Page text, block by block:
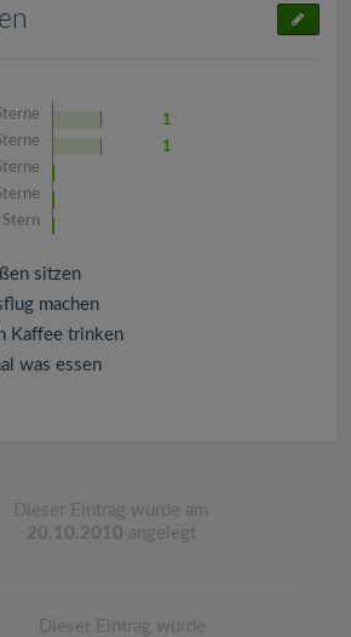
1
1
Stern
sitzen
machen
Kaffee trinken
was essen
Dieser Eintrag wurde am
20.10.2010 angelegt
Dieser Eintrag wurde